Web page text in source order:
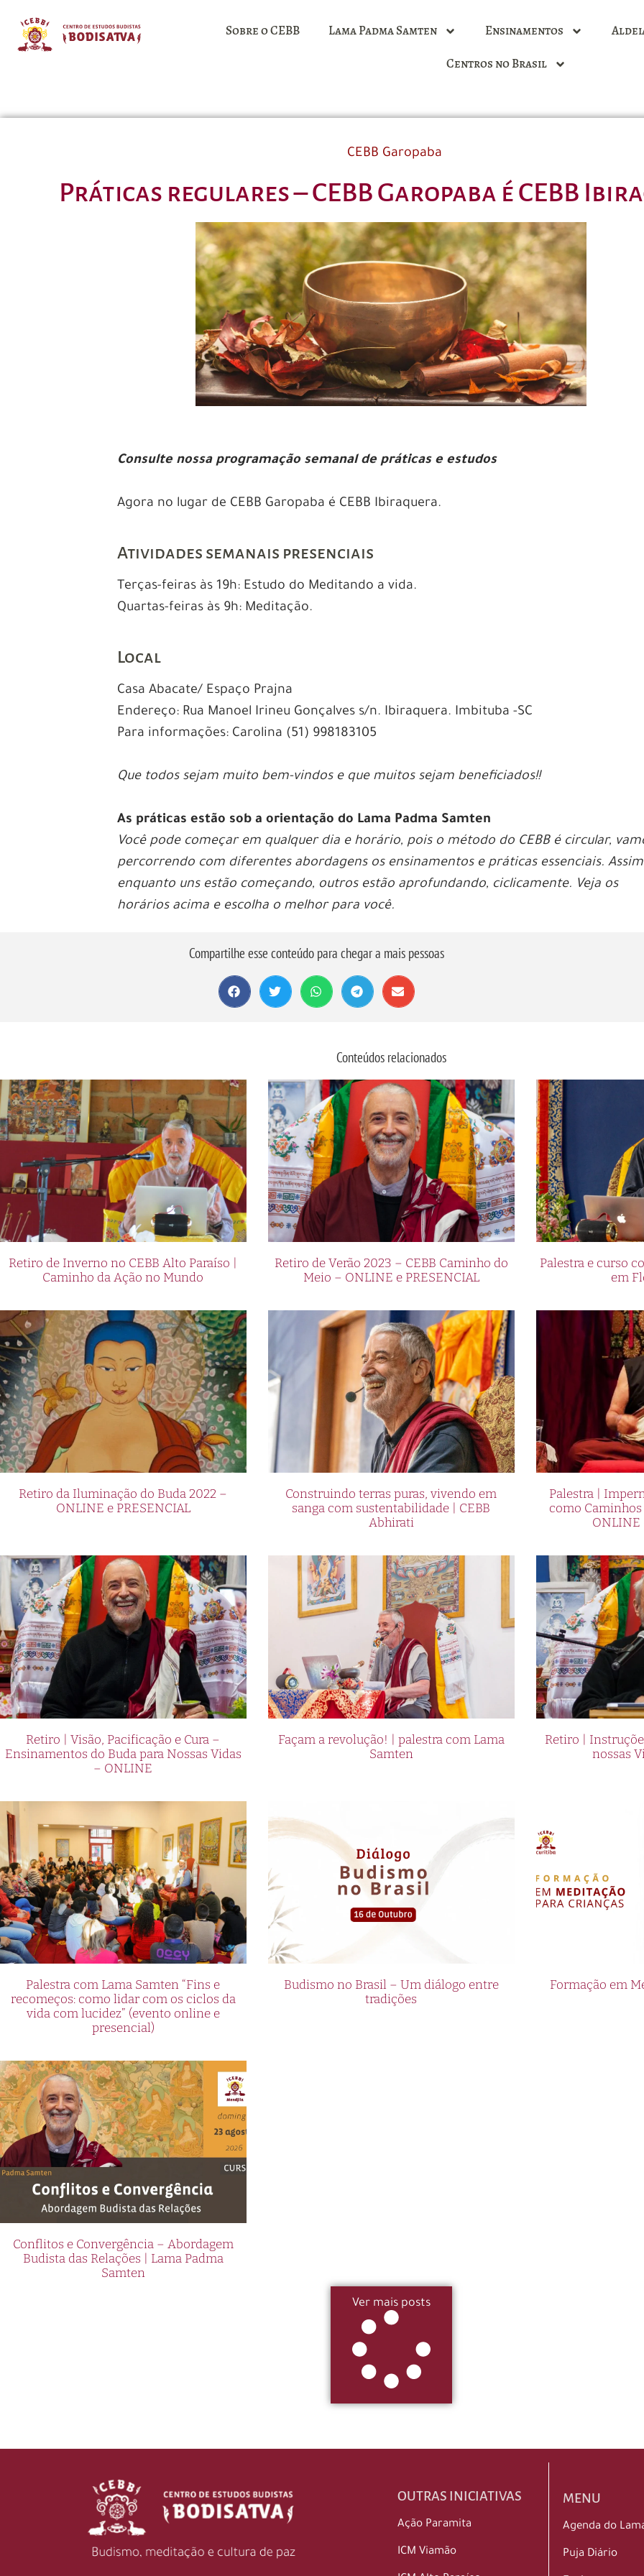
Sobre o CEBB Lama Padma Samten Ensinamentos
Centros no Brasil
CEBB Garopaba
Práticas regulares – CEBB Garopaba é CEBB
Consulte nossa programação semanal de práticas e estudos
Agora no lugar de CEBB Garopaba é CEBB Ibiraquera.
Atividades semanais presenciais
Terças-feiras às 19h: Estudo do Meditando a vida.
Quartas-feiras às 9h: Meditação.
Local
Casa Abacate/ Espaço Prajna
Endereço: Rua Manoel Irineu Gonçalves s/n. Ibiraquera. Imbituba -SC
Para informações: Carolina (51) 998183105
Que todos sejam muito bem-vindos e que muitos sejam beneficiados!!
As práticas estão sob a orientação do Lama Padma Samten
Você pode começar em qualquer dia e horário, pois o método do CEBB é circular,
percorrendo com diferentes abordagens os ensinamentos e práticas essenciais.
enquanto uns estão começando, outros estão aprofundando, ciclicamente. Veja os
horários acima e escolha o melhor para você.
Compartilhe esse conteúdo para chegar a mais pessoas
Conteúdos relacionados
Retiro de Inverno no CEBB Alto Paraíso |
Caminho da Ação no Mundo
Retiro de Verão 2023 – CEBB Caminho do
Meio – ONLINE e PRESENCIAL
Palestra e curso
em
Retiro da Iluminação do Buda 2022 –
ONLINE e PRESENCIAL
Construindo terras puras, vivendo em
sanga com sustentabilidade | CEBB
Abhirati
Palestra |
como
ONLINE
Retiro | Visão, Pacificação e Cura –
Ensinamentos do Buda para Nossas Vidas
– ONLINE
Façam a revolução! | palestra com Lama
Samten
Retiro |
nossas
Palestra com Lama Samten “Fins e
recomeços: como lidar com os ciclos da
vida com lucidez” (evento online e
presencial)
Budismo no Brasil – Um diálogo entre
tradições
Formação em
Conflitos e Convergência – Abordagem
Budista das Relações | Lama Padma
Samten
Ver mais posts
OUTRAS INICIATIVAS
Ação Paramita
ICM Viamão
MENU
Agenda do
Puja Diário